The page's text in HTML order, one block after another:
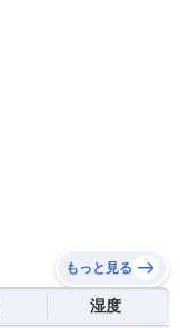
もっと見る
湿度